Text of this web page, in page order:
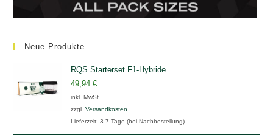
Neue Produkte
RQS Starterset F1-Hybride
49,94€
inkl. MwSt.
zzgl.Versandkosten
Lieferzeit:3-7 Tage (bei Nachbestellung)